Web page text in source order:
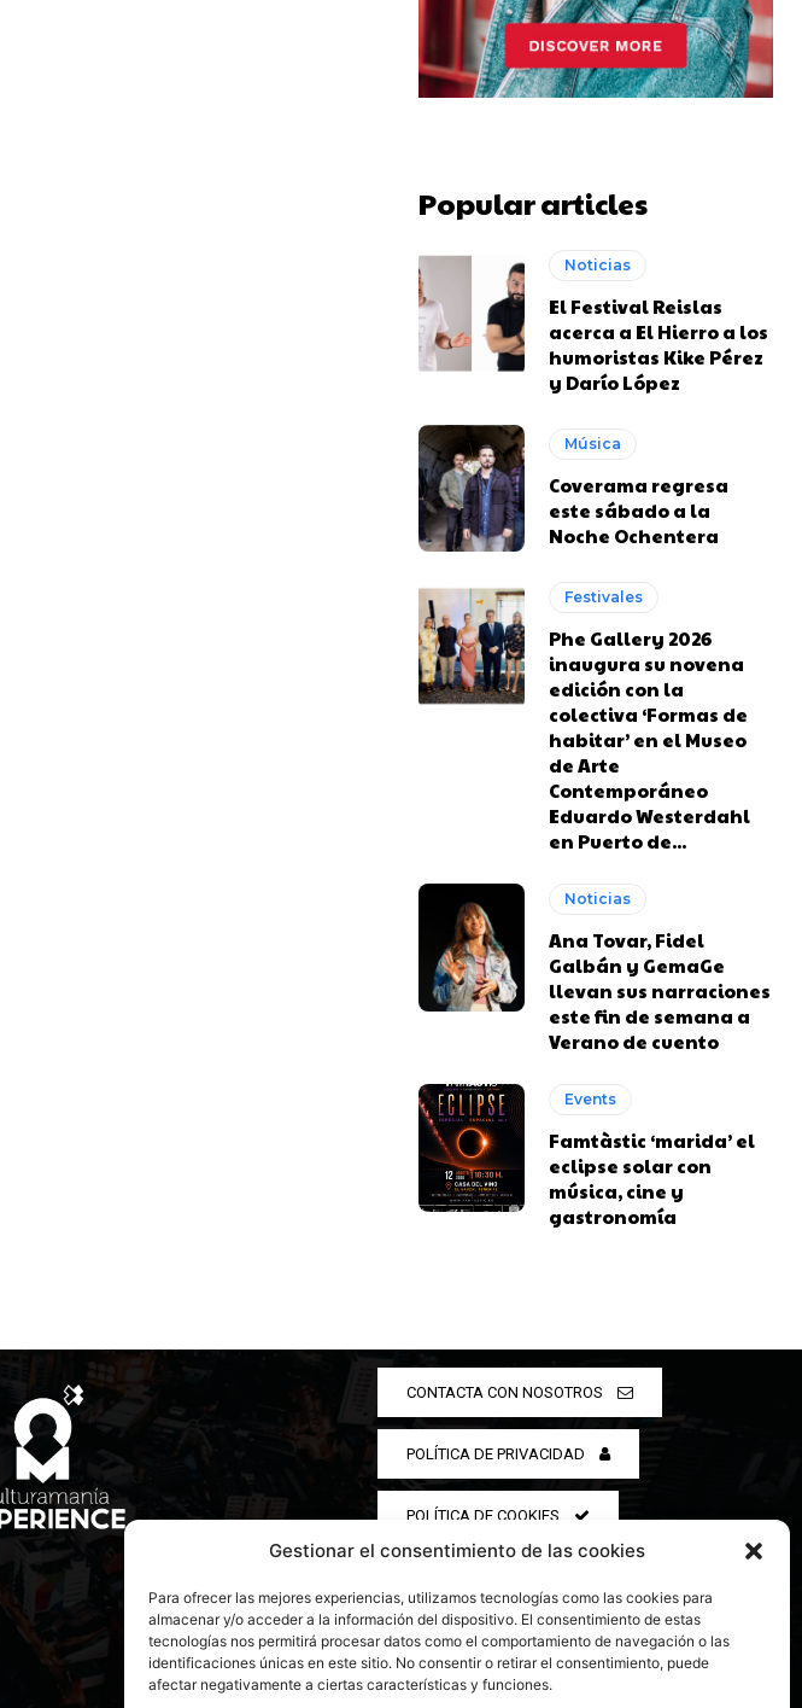
Gestionar el consentimiento de las cookies
Para ofrecer las mejores experiencias, utilizamos tecnologías como las cookies para
almacenar y/o acceder a la información del dispositivo. El consentimiento de estas
tecnologías nos permitirá procesar datos como el comportamiento de navegación o las
identificaciones únicas en este sitio. No consentir o retirar el consentimiento, puede
afectar negativamente a ciertas características y funciones.
Popular articles
Noticias
El Festival Reislas
acerca a El Hierro a los
humoristas Kike Pérez
y Darío López
Música
Coverama regresa
este sábado a la
Noche Ochentera
Festivales
Phe Gallery 2026
inaugura su novena
edición con la
colectiva ‘Formas de
habitar’ en el Museo
de Arte
Contemporáneo
Eduardo Westerdahl
en Puerto de...
Noticias
Ana Tovar, Fidel
Galbán y GemaGe
llevan sus narraciones
este fin de semana a
Verano de cuento
Events
Famtàstic ‘marida’ el
eclipse solar con
música, cine y
gastronomía
CONTACTA CON NOSOTROS
POLÍTICA DE PRIVACIDAD
POLÍTICA DE COOKIES